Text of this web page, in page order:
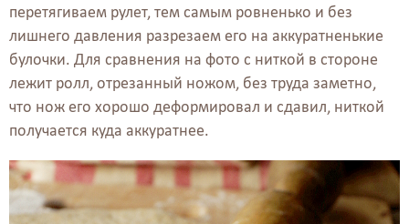
перетягиваем рулет, тем самым ровненько и без
лишнего давления разрезаем его на аккуратненькие
булочки. Для сравнения на фото с ниткой в стороне
лежит ролл, отрезанный ножом, без труда заметно,
что нож его хорошо деформировал и сдавил, ниткой
получается куда аккуратнее.